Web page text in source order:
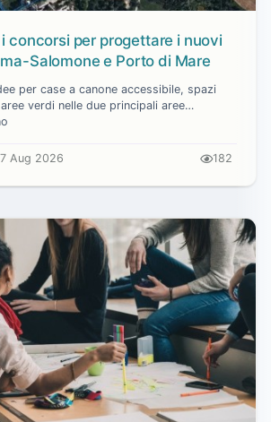
concorsi per progettare i nuovi
Salomone e Porto di Mare
per case a canone accessibile, spazi
verdi nelle due principali aree
Aug 2026 182